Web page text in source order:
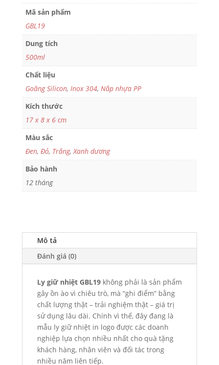
Mã sản phẩm
GBL19
Dung tích
500ml
Chất liệu
Goăng Silicon, Inox 304, Nắp nhựa PP
Kích thước
17 x 8 x 6 cm
Màu sắc
Đen, Đỏ, Trắng,Xanh dương
Bảo hành
12 tháng
Mô tả
Đánh giá (0)
Ly giữ nhiệt GBL19không phải là sản phẩm
gây ồn ào vì chiêu trò, mà “ghi điểm” bằng
chất lượng thật – trải nghiệm thật – giá trị
sử dụng lâu dài. Chính vì thế, đây đang là
mẫu ly giữ nhiệt in logo được các doanh
nghiệp lựa chọn nhiều nhất cho quà tặng
khách hàng, nhân viên và đối tác trong
nhiều năm liên tiếp.